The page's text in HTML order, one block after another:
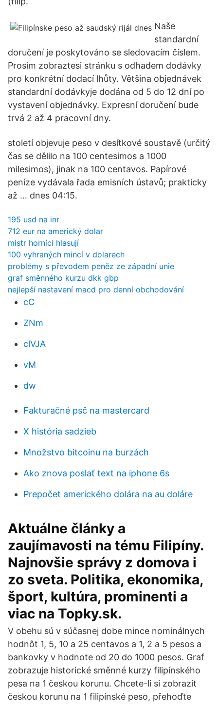
Naše
standardní
doručení je poskytováno se sledovacím číslem.
Prosím zobraztesi stránku s odhadem dodávky
pro konkrétní dodací lhůty. Většina objednávek
standardní dodávkyje dodána od 5 do 12 dní po
vystavení objednávky. Expresní doručení bude
trvá 2 až 4 pracovní dny.
století objevuje peso v desítkové soustavě (určitý
čas se dělilo na 100 centesimos a 1000
milesimos), jinak na 100 centavos. Papírové
peníze vydávala řada emisních ústavů; prakticky
až … dnes 04:15.
195 usd na inr
712 eur na americký dolar
mistr horníci hlasují
100 vyhraných mincí v dolarech
problémy s převodem peněz ze západní unie
graf směnného kurzu dkk gbp
nejlepší nastavení macd pro denní obchodování
cC
ZNm
clVJA
vM
dw
Fakturačné psč na mastercard
X história sadzieb
Množstvo bitcoinu na burzách
Ako znova poslať text na iphone 6s
Prepočet amerického dolára na au doláre
Aktuálne články a
zaujímavosti na tému Filipíny.
Najnovšie správy z domova i
zo sveta. Politika, ekonomika,
šport, kultúra, prominenti a
viac na Topky.sk.
V obehu sú v súčasnej dobe mince nominálnych
hodnôt 1, 5, 10 a 25 centavos a 1, 2 a 5 pesos a
bankovky v hodnote od 20 do 1000 pesos. Graf
zobrazuje historické směnné kurzy filipínského
pesa na 1 českou korunu. Chcete-li si zobrazit
českou korunu na 1 filipínské peso, přehoďte